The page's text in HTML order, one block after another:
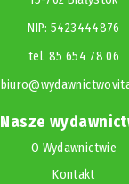
NIP: 5423444876
tel. 85 654 78 06
Nasze
O Wydawnictwie
Kontakt